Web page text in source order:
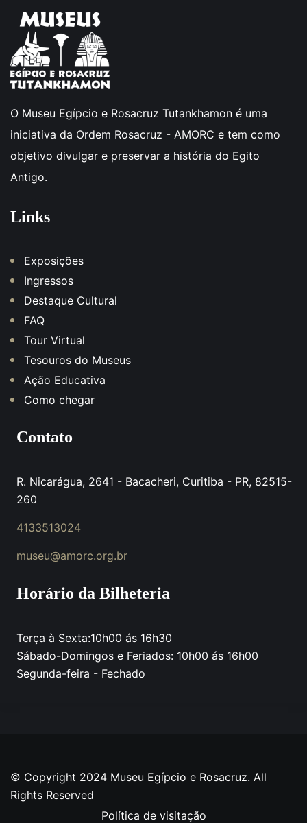
O Museu Egípcio e Rosacruz Tutankhamon é uma
iniciativa da Ordem Rosacruz - AMORC e tem como
objetivo divulgar e preservar a história do Egito
Antigo.
Links
Exposições
Ingressos
Destaque Cultural
FAQ
Tour Virtual
Tesouros do Museus
Ação Educativa
Como chegar
Contato
R. Nicarágua, 2641 - Bacacheri, Curitiba - PR, 82515-
260
4133513024
museu@amorc.org.br
Horário da Bilheteria
Terça à Sexta:10h00 ás 16h30
Sábado-Domingos e Feriados: 10h00 ás 16h00
Segunda-feira - Fechado
© Copyright 2024 Museu Egípcio e Rosacruz. All
Rights Reserved
Política de visitação